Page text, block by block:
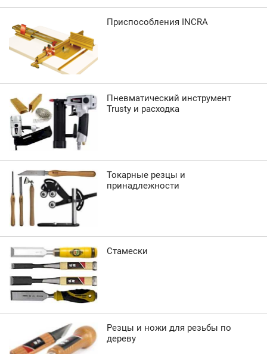
Приспособления INCRA
Пневматический инструмент
Trusty и расходка
Токарные резцы и
принадлежности
Стамески
Резцы и ножи для резьбы по
дереву